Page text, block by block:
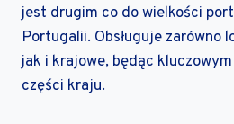
jest drugim co do wielkości
Portugalii. Obsługuje zarówno
jak i krajowe, będąc kluczowym
części kraju.